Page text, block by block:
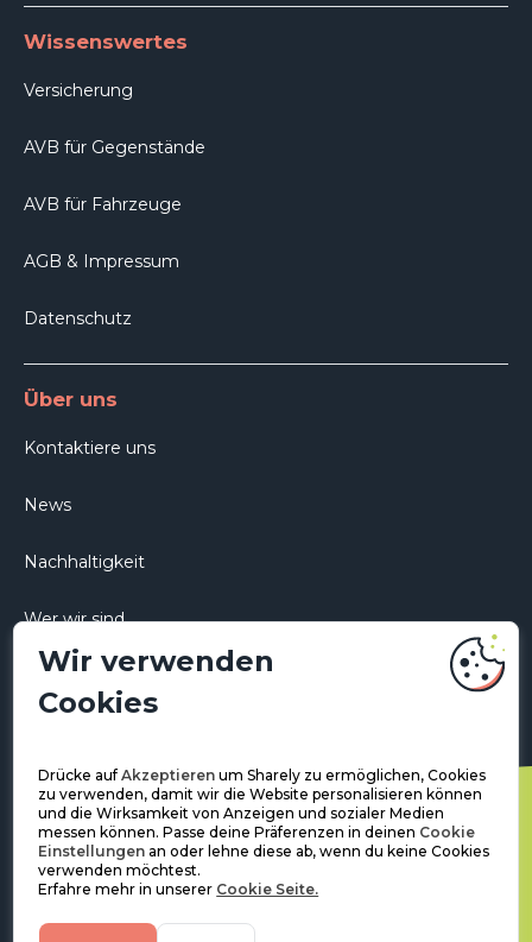
Wir verwenden
Cookies
Drücke aufAkzeptieren um Sharely zu ermöglichen, Cookies
zu verwenden, damit wir die Website personalisieren können
und die Wirksamkeit von Anzeigen und sozialer Medien
messen können. Passe deine Präferenzen in deinen Cookie
Einstellungen an oder lehne diese ab, wenn du keine Cookies
verwenden möchtest.
Erfahre mehr in unserer Cookie Seite.
Wissenswertes
Versicherung
AVB für Gegenstände
AVB für Fahrzeuge
AGB & Impressum
Datenschutz
Über uns
Kontaktiere uns
News
Nachhaltigkeit
Wer wir sind
Karriere